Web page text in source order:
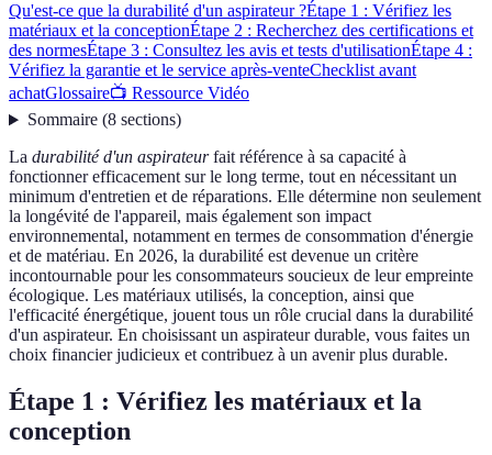
Qu'est-ce que la durabilité d'un aspirateur ?Étape 1 : Vérifiez les
matériaux et la conceptionÉtape 2 : Recherchez des certifications et
des normesÉtape 3 : Consultez les avis et tests d'utilisationÉtape 4 :
Vérifiez la garantie et le service après-venteChecklist avant
achatGlossaire📺 Ressource Vidéo
Sommaire(8 sections)
La durabilité d'un aspirateurfait référence à sa capacité à
fonctionner efficacement sur le long terme, tout en nécessitant un
minimum d'entretien et de réparations. Elle détermine non seulement
la longévité de l'appareil, mais également son impact
environnemental, notamment en termes de consommation d'énergie
et de matériau. En 2026, la durabilité est devenue un critère
incontournable pour les consommateurs soucieux de leur empreinte
écologique. Les matériaux utilisés, la conception, ainsi que
l'efficacité énergétique, jouent tous un rôle crucial dans la durabilité
d'un aspirateur. En choisissant un aspirateur durable, vous faites un
choix financier judicieux et contribuez à un avenir plus durable.
Étape 1 : Vérifiez les matériaux et la
conception